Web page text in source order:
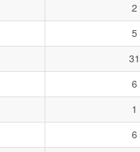
2
5
31
6
1
6